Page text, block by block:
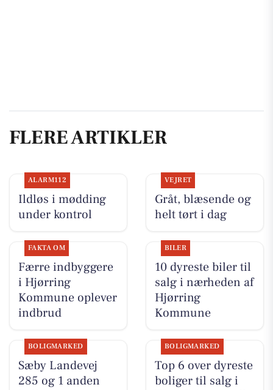
FLERE ARTIKLER
ALARM112
Ildløs i mødding
under kontrol
VEJRET
Gråt, blæsende og
helt tørt i dag
FAKTA OM
Færre indbyggere
i Hjørring
Kommune oplever
indbrud
BILER
10 dyreste biler til
salg i nærheden af
Hjørring
Kommune
BOLIGMARKED
Sæby Landevej
285 og 1 anden
BOLIGMARKED
Top 6 over dyreste
boliger til salg i